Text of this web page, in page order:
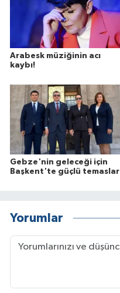
Arabesk müziğinin acı
kaybı!
Gebze'nin geleceği için
Başkent'te güçlü temaslar
Yorumlar